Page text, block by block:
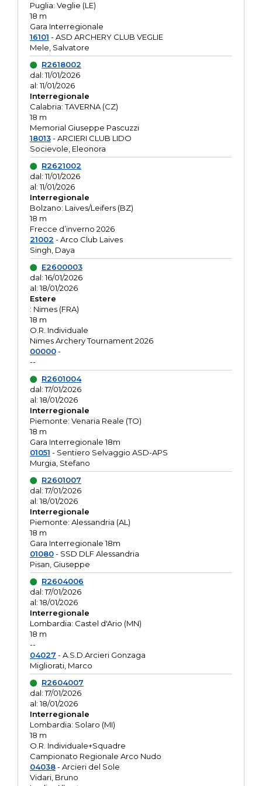
Puglia: Veglie (LE)
18 m
Gara Interregionale
16101 - ASD ARCHERY CLUB VEGLIE
Mele, Salvatore
R2618002
dal: 11/01/2026
al: 11/01/2026
Interregionale
Calabria: TAVERNA (CZ)
18 m
Memorial Giuseppe Pascuzzi
18013- ARCIERI CLUB LIDO
Socievole, Eleonora
R2621002
dal: 11/01/2026
al: 11/01/2026
Interregionale
Bolzano: Laives/Leifers (BZ)
18 m
Frecce d’inverno 2026
21002 - Arco Club Laives
Singh, Daya
E2600003
dal: 16/01/2026
al: 18/01/2026
Estere
: Nimes (FRA)
18 m
O.R. Individuale
Nimes Archery Tournament 2026
00000-
--
R2601004
dal: 17/01/2026
al: 18/01/2026
Interregionale
Piemonte: Venaria Reale (TO)
18 m
Gara Interregionale 18m
01051 - Sentiero Selvaggio ASD-APS
Murgia, Stefano
R2601007
dal: 17/01/2026
al: 18/01/2026
Interregionale
Piemonte: Alessandria (AL)
18 m
Gara Interregionale 18m
01080- SSD DLF Alessandria
Pisan, Giuseppe
R2604006
dal: 17/01/2026
al: 18/01/2026
Interregionale
Lombardia: Castel d'Ario (MN)
18 m
--
04027 - A.S.D.Arcieri Gonzaga
Migliorati, Marco
R2604007
dal: 17/01/2026
al: 18/01/2026
Interregionale
Lombardia: Solaro (MI)
18 m
O.R. Individuale+Squadre
Campionato Regionale Arco Nudo
04038- Arcieri del Sole
Vidari, Bruno